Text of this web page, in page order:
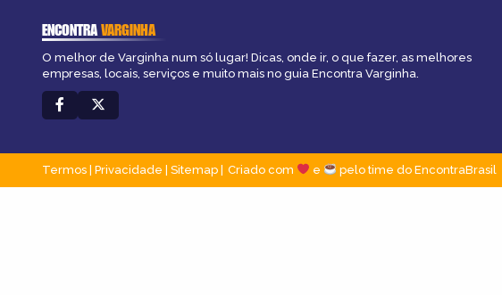
ENCONTRAVARGINHA
O melhor de Varginha num só lugar! Dicas, onde ir, o que fazer, as melhores
empresas, locais, serviços e muito mais no guia Encontra Varginha.
Termos Privacidade Sitemap Criado com e pelo time do EncontraBrasil